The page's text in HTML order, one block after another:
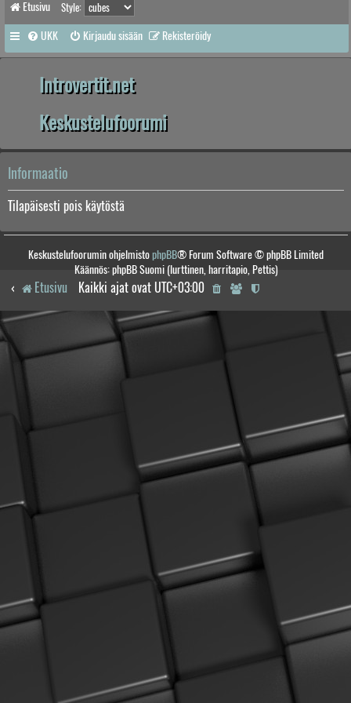
Etusivu Style:
UKK Kirjaudu sisään Rekisteröidy
Introvertit.net
Keskustelufoorumi
Informaatio
Tilapäisesti pois käytöstä
Keskustelufoorumin ohjelmistophpBB® Forum Software © phpBB Limited
Käännös: phpBB Suomi (lurttinen, harritapio, Pettis)
Etusivu Kaikki ajat ovat UTC+03:00